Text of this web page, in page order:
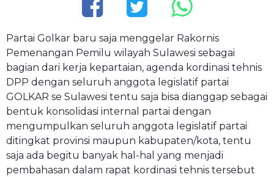
Partai Golkar baru saja menggelar Rakornis
Pemenangan Pemilu wilayah Sulawesi sebagai
bagian dari kerja kepartaian, agenda kordinasi tehnis
DPP dengan seluruh anggota legislatif partai
GOLKAR se Sulawesi tentu saja bisa dianggap sebagai
bentuk konsolidasi internal partai dengan
mengumpulkan seluruh anggota legislatif partai
ditingkat provinsi maupun kabupaten/kota, tentu
saja ada begitu banyak hal-hal yang menjadi
pembahasan dalam rapat kordinasi tehnis tersebut